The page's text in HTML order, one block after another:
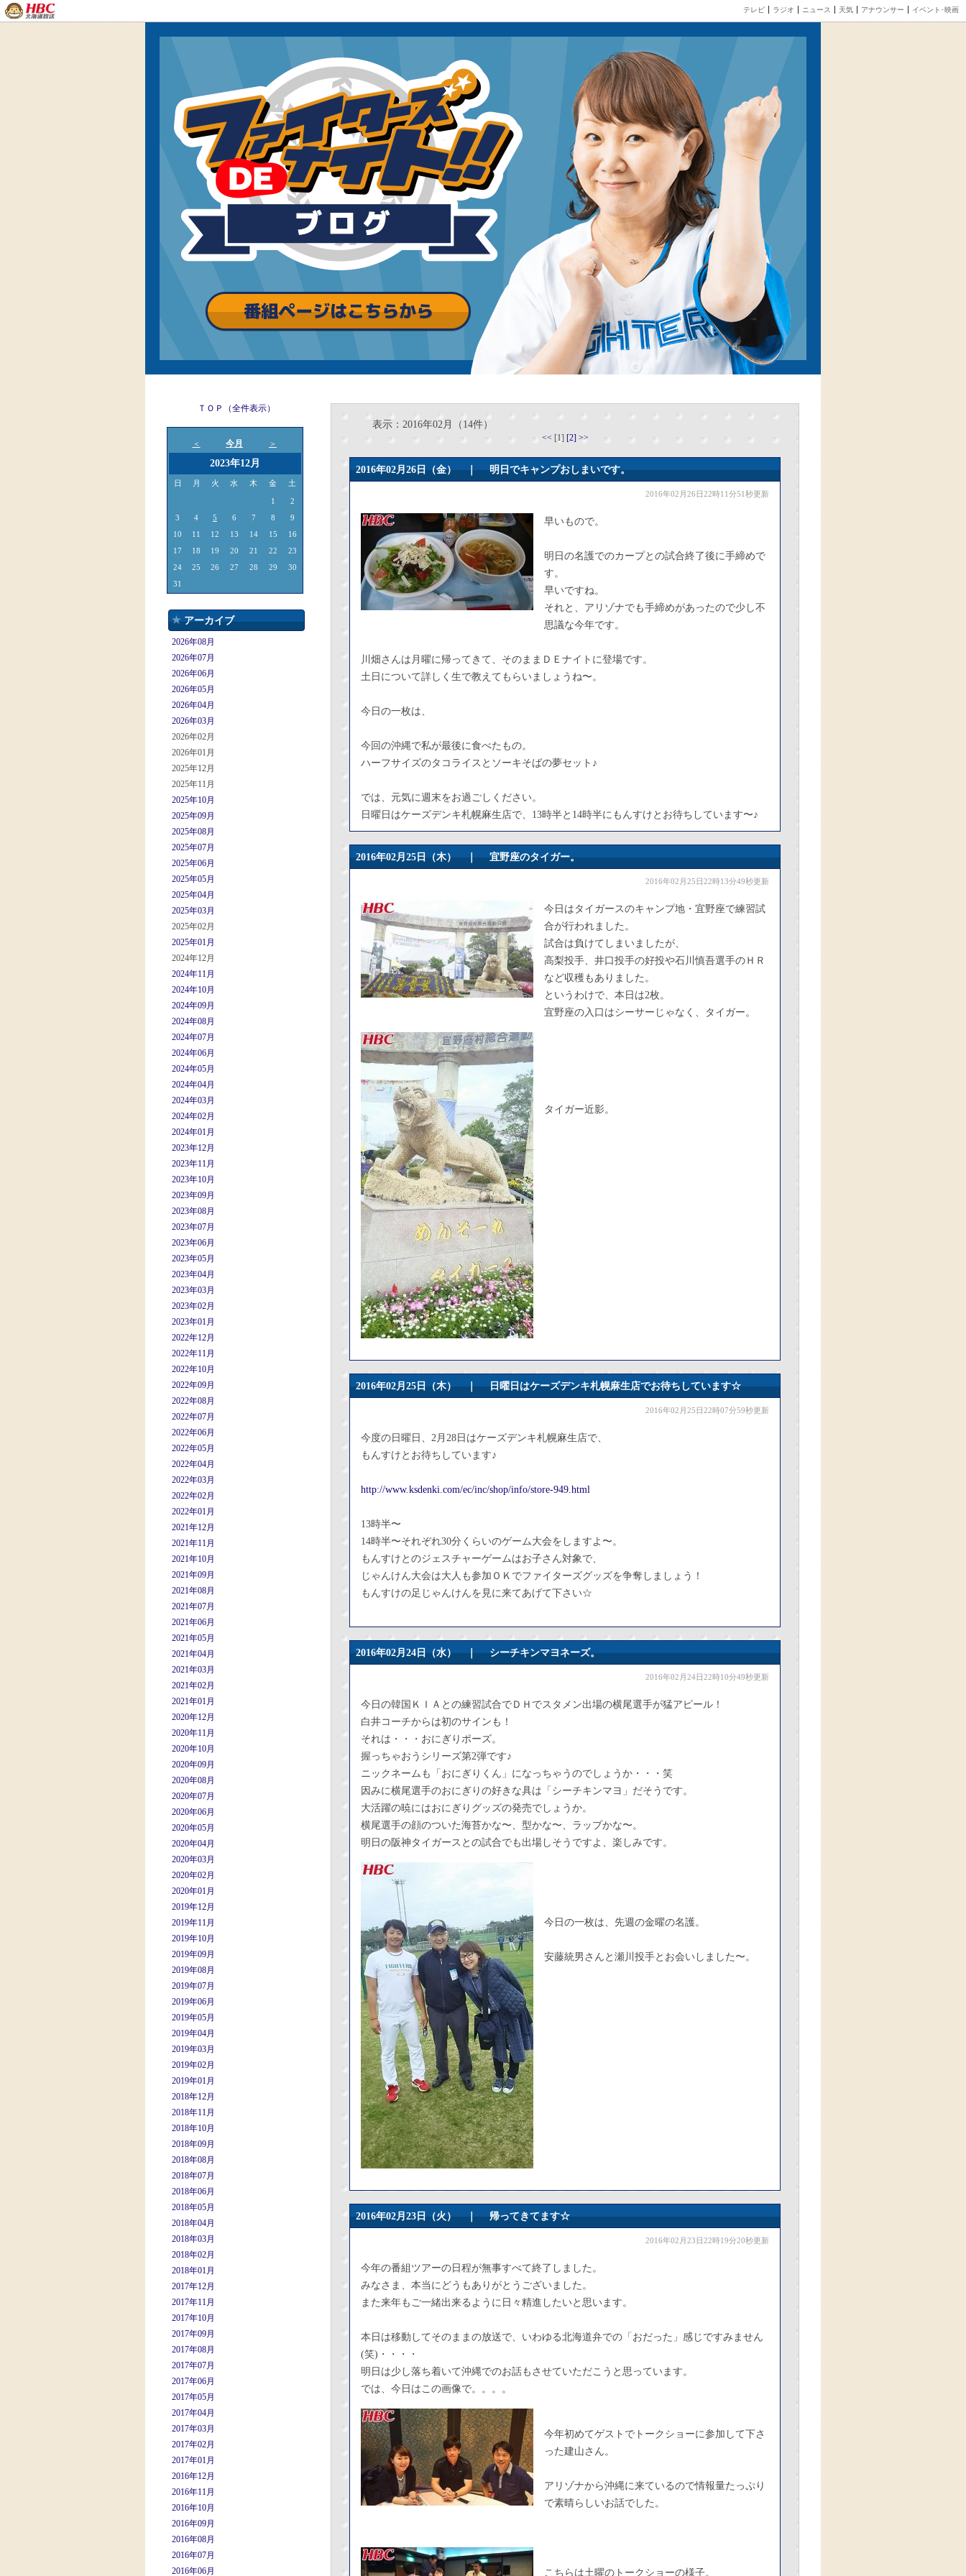
テレビ ラジオ ニュース 天気 アナウンサー イベント･映画
ＴＯＰ（全件表示）
＜ 今月 ＞
2023年12月
日 月 火 水 木 金 土
1
2
3
4 5 6 7 8
9
10
11 12 13 14 15
16
17
18 19 20 21 22
23
24
25 26 27 28 29
30
31
アーカイブ
2026年08月
2026年07月
2026年06月
2026年05月
2026年04月
2026年03月
2026年02月
2026年01月
2025年12月
2025年11月
2025年10月
2025年09月
2025年08月
2025年07月
2025年06月
2025年05月
2025年04月
2025年03月
2025年02月
2025年01月
2024年12月
2024年11月
2024年10月
2024年09月
2024年08月
2024年07月
2024年06月
2024年05月
2024年04月
2024年03月
2024年02月
2024年01月
2023年12月
2023年11月
2023年10月
2023年09月
2023年08月
2023年07月
2023年06月
2023年05月
2023年04月
2023年03月
2023年02月
2023年01月
2022年12月
2022年11月
2022年10月
2022年09月
2022年08月
2022年07月
2022年06月
2022年05月
2022年04月
2022年03月
2022年02月
2022年01月
2021年12月
2021年11月
2021年10月
2021年09月
2021年08月
2021年07月
2021年06月
2021年05月
2021年04月
2021年03月
2021年02月
2021年01月
2020年12月
2020年11月
2020年10月
2020年09月
2020年08月
2020年07月
2020年06月
2020年05月
2020年04月
2020年03月
2020年02月
2020年01月
2019年12月
2019年11月
2019年10月
2019年09月
2019年08月
2019年07月
2019年06月
2019年05月
2019年04月
2019年03月
2019年02月
2019年01月
2018年12月
2018年11月
2018年10月
2018年09月
2018年08月
2018年07月
2018年06月
2018年05月
2018年04月
2018年03月
2018年02月
2018年01月
2017年12月
2017年11月
2017年10月
2017年09月
2017年08月
2017年07月
2017年06月
2017年05月
2017年04月
2017年03月
2017年02月
2017年01月
2016年12月
2016年11月
2016年10月
2016年09月
2016年08月
2016年07月
2016年06月
表示：2016年02月（14件）
<< [1] [2] >>
2016年02月26日（金） ｜明日でキャンプおしまいです。
2016年02月26日22時11分51秒更新
早いもので。
明日の名護でのカープとの試合終了後に手締めで
す。
早いですね。
それと、アリゾナでも手締めがあったので少し不
思議な今年です。
川畑さんは月曜に帰ってきて、そのままＤＥナイトに登場です。
土日について詳しく生で教えてもらいましょうね〜。
今日の一枚は、
今回の沖縄で私が最後に食べたもの。
ハーフサイズのタコライスとソーキそばの夢セット♪
では、元気に週末をお過ごしください。
日曜日はケーズデンキ札幌麻生店で、13時半と14時半にもんすけとお待ちしています〜♪
2016年02月25日（木） ｜宜野座のタイガー。
2016年02月25日22時13分49秒更新
今日はタイガースのキャンプ地・宜野座で練習試
合が行われました。
試合は負けてしまいましたが、
高梨投手、井口投手の好投や石川慎吾選手のＨＲ
など収穫もありました。
というわけで、本日は2枚。
宜野座の入口はシーサーじゃなく、タイガー。
タイガー近影。
2016年02月25日（木） ｜日曜日はケーズデンキ札幌麻生店でお待ちしています☆
2016年02月25日22時07分59秒更新
今度の日曜日、2月28日はケーズデンキ札幌麻生店で、
もんすけとお待ちしています♪
http://www.ksdenki.com/ec/inc/shop/info/store-949.html
13時半〜
14時半〜それぞれ30分くらいのゲーム大会をしますよ〜。
もんすけとのジェスチャーゲームはお子さん対象で、
じゃんけん大会は大人も参加ＯＫでファイターズグッズを争奪しましょう！
もんすけの足じゃんけんを見に来てあげて下さい☆
2016年02月24日（水） ｜シーチキンマヨネーズ。
2016年02月24日22時10分49秒更新
今日の韓国ＫＩＡとの練習試合でＤＨでスタメン出場の横尾選手が猛アピール！
白井コーチからは初のサインも！
それは・・・おにぎりポーズ。
握っちゃおうシリーズ第2弾です♪
ニックネームも「おにぎりくん」になっちゃうのでしょうか・・・笑
因みに横尾選手のおにぎりの好きな具は「シーチキンマヨ」だそうです。
大活躍の暁にはおにぎりグッズの発売でしょうか。
横尾選手の顔のついた海苔かな〜、型かな〜、ラップかな〜。
明日の阪神タイガースとの試合でも出場しそうですよ、楽しみです。
今日の一枚は、先週の金曜の名護。
安藤統男さんと瀬川投手とお会いしました〜。
2016年02月23日（火） ｜帰ってきてます☆
2016年02月23日22時19分20秒更新
今年の番組ツアーの日程が無事すべて終了しました。
みなさま、本当にどうもありがとうございました。
また来年もご一緒出来るように日々精進したいと思います。
本日は移動してそのままの放送で、いわゆる北海道弁での「おだった」感じですみません
(笑)・・・・
明日は少し落ち着いて沖縄でのお話もさせていただこうと思っています。
では、今日はこの画像で。。。。
今年初めてゲストでトークショーに参加して下さ
った建山さん。
アリゾナから沖縄に来ているので情報量たっぷり
で素晴らしいお話でした。
こちらは土曜のトークショーの様子。